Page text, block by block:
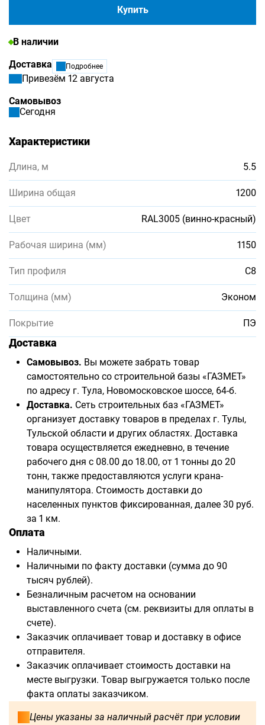
Купить
В наличии
Доставка
Подробнее
Привезём 12 августа
Самовывоз
Сегодня
Характеристики
Длина, м 5.5
Ширина общая 1200
Цвет RAL3005 (винно-красный)
Рабочая ширина (мм) 1150
Тип профиля С8
Толщина (мм) Эконом
Покрытие ПЭ
Доставка
Самовывоз. Вы можете забрать товар
самостоятельно со строительной базы «ГАЗМЕТ»
по адресу г. Тула, Новомосковское шоссе, 64-б.
Доставка. Сеть строительных баз «ГАЗМЕТ»
организует доставку товаров в пределах г. Тулы,
Тульской области и других областях. Доставка
товара осуществляется ежедневно, в течение
рабочего дня с 08.00 до 18.00, от 1 тонны до 20
тонн, также предоставляются услуги крана-
манипулятора. Стоимость доставки до
населенных пунктов фиксированная, далее 30 руб.
за 1 км.
Оплата
Наличными.
Наличными по факту доставки (сумма до 90
тысяч рублей).
Безналичным расчетом на основании
выставленного счета (см. реквизиты для оплаты в
счете).
Заказчик оплачивает товар и доставку в офисе
отправителя.
Заказчик оплачивает стоимость доставки на
месте выгрузки. Товар выгружается только после
факта оплаты заказчиком.
Цены указаны за наличный расчёт при условии
Доступны для заказа:
1500 1600
2500 2750 3000 3250